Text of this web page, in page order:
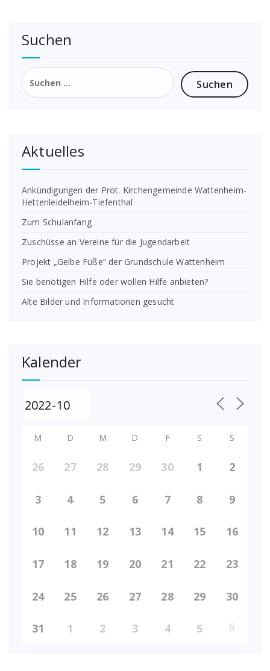
Suchen
Suchen
nach:
Aktuelles
Ankündigungen der Prot. Kirchengemeinde Wattenheim-
Hettenleidelheim-Tiefenthal
Zum Schulanfang
Zuschüsse an Vereine für die Jugendarbeit
Projekt „Gelbe Füße“ der Grundschule Wattenheim
Sie benötigen Hilfe oder wollen Hilfe anbieten?
Alte Bilder und Informationen gesucht
Kalender
M D M D F S S
26 27 28 29 30 1 2
3 4 5 6 7 8 9
10 11 12 13 14 15 16
17 18 19 20 21 22 23
24 25 26 27 28 29 30
31 1 2 3 4 5 6